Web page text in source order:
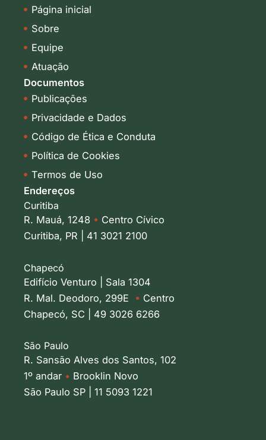
Página inicial
Sobre
Equipe
Atuação
Documentos
Publicações
Privacidade e Dados
Código de Ética e Conduta
Política de Cookies
Termos de Uso
Endereços
Curitiba
R. Mauá, 1248 • Centro Cívico
Curitiba, PR | 41 3021 2100
Chapecó
Edifício Venturo | Sala 1304
R. Mal. Deodoro, 299E • Centro
Chapecó, SC | 49 3026 6266
São Paulo
R. Sansão Alves dos Santos, 102
1º andar • Brooklin Novo
São Paulo SP | 11 5093 1221